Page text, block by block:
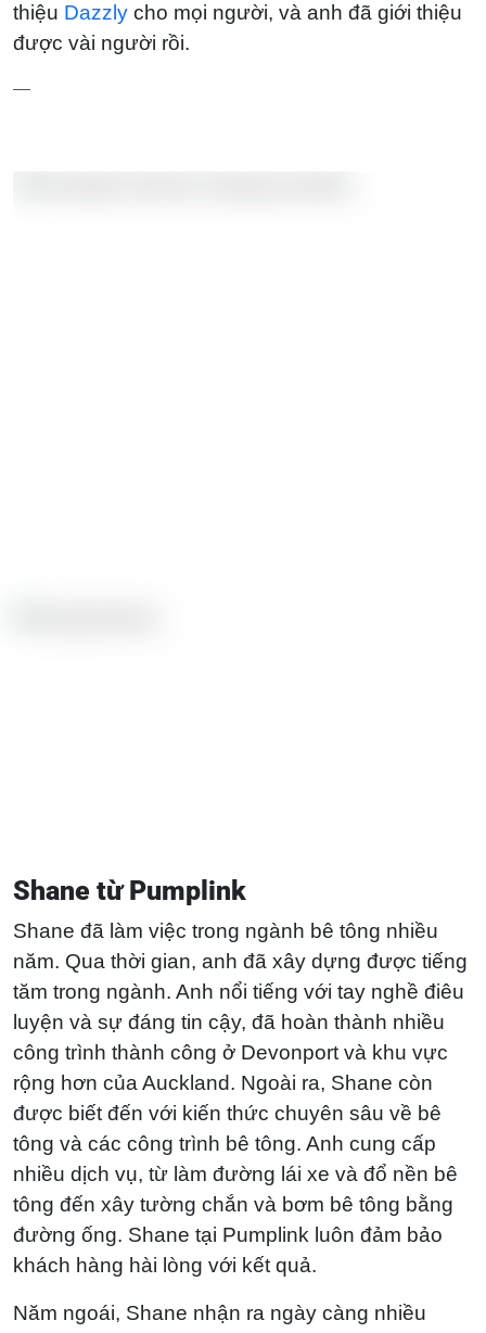
thiệu Dazzly cho mọi người, và anh đã giới thiệu
được vài người rồi.
—
Shane từ Pumplink
Shane đã làm việc trong ngành bê tông nhiều
năm. Qua thời gian, anh đã xây dựng được tiếng
tăm trong ngành. Anh nổi tiếng với tay nghề điêu
luyện và sự đáng tin cậy, đã hoàn thành nhiều
công trình thành công ở Devonport và khu vực
rộng hơn của Auckland. Ngoài ra, Shane còn
được biết đến với kiến thức chuyên sâu về bê
tông và các công trình bê tông. Anh cung cấp
nhiều dịch vụ, từ làm đường lái xe và đổ nền bê
tông đến xây tường chắn và bơm bê tông bằng
đường ống. Shane tại Pumplink luôn đảm bảo
khách hàng hài lòng với kết quả.
Năm ngoái, Shane nhận ra ngày càng nhiều